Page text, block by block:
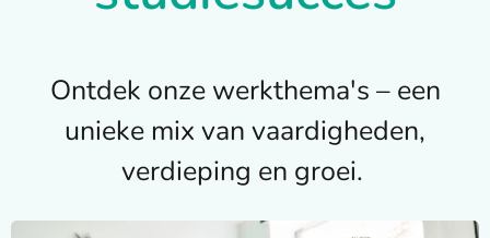
Ontdek onze werkthema's – een
unieke mix van vaardigheden,
verdieping en groei.